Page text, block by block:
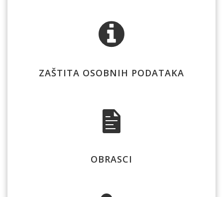
ZAŠTITA OSOBNIH PODATAKA
OBRASCI